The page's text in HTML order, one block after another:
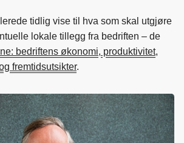
tidlig vise til hva som skal utgjøre
lokale tillegg fra bedriften – de
bedriftens økonomi, produktivitet,
fremtidsutsikter.